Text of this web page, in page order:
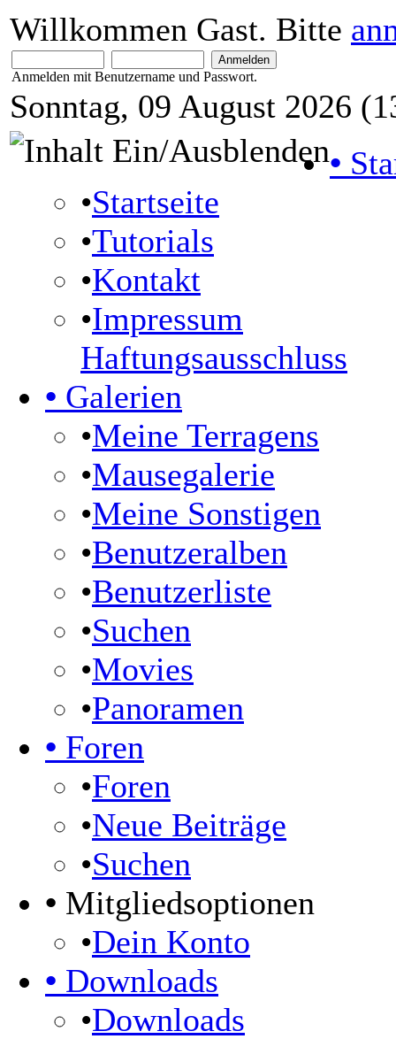
Willkommen Gast. Bitte
Anmelden mit Benutzername und Passwort.
Sonntag, 09 August 2026
•
•Startseite
•Tutorials
•Kontakt
•Impressum
Haftungsausschluss
• Galerien
•Meine Terragens
•Mausegalerie
•Meine Sonstigen
•Benutzeralben
•Benutzerliste
•Suchen
•Movies
•Panoramen
• Foren
•Foren
•Neue Beiträge
•Suchen
• Mitgliedsoptionen
•Dein Konto
• Downloads
•Downloads